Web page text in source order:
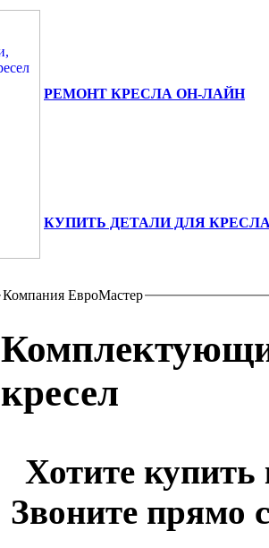
РЕМОНТ КРЕСЛА ОН-ЛАЙН
КУПИТЬ ДЕТАЛИ ДЛЯ
Компания ЕвроМастер
кресел
Хотите
Звоните прямо